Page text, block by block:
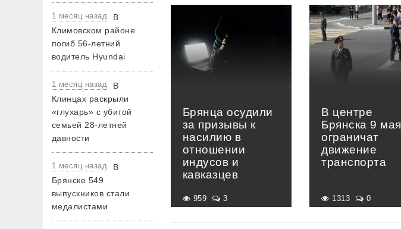
1 месяц назад
В
Климовском районе
погиб 56-летний
водитель Hyundai
1 месяц назад
В
Клинцах раскрыли
«глухарь» с убитой
семьей 28-летней
давности
1 месяц назад
В
Брянске 549
выпускников стали
медалистами
Брянца осудили
за призывы к
насилию в
отношении
индусов и
кавказцев
959 3
В центре
Брянска 9 мая
ограничат
движение
транспорта
1313 0